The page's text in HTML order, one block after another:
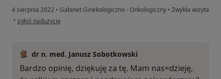
4 sierpnia 2022 • Gabinet Ginekologiczno - Onkologiczny • Zwykła wizyta
• w opinii użytkownika MO
zgłoś nadużycie
dr n. med. Janusz Sobotkowski
Bardzo opinię, dziękuję za tę. Mam nas=dzieję,